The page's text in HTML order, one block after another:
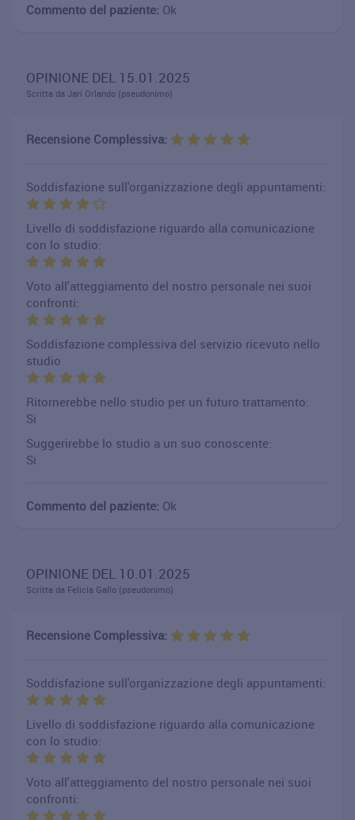
Commento del paziente: Ok
OPINIONE DEL 15.01.2025
Scritta da Jari Orlando (pseudonimo)
Recensione Complessiva:
Soddisfazione sull'organizzazione degli appuntamenti:
Livello di soddisfazione riguardo alla comunicazione
con lo studio:
Voto all'atteggiamento del nostro personale nei suoi
confronti:
Soddisfazione complessiva del servizio ricevuto nello
studio
Ritornerebbe nello studio per un futuro trattamento:
Si
Suggerirebbe lo studio a un suo conoscente:
Si
Commento del paziente: Ok
OPINIONE DEL 10.01.2025
Scritta da Felicia Gallo (pseudonimo)
Recensione Complessiva:
Soddisfazione sull'organizzazione degli appuntamenti:
Livello di soddisfazione riguardo alla comunicazione
con lo studio:
Voto all'atteggiamento del nostro personale nei suoi
confronti: